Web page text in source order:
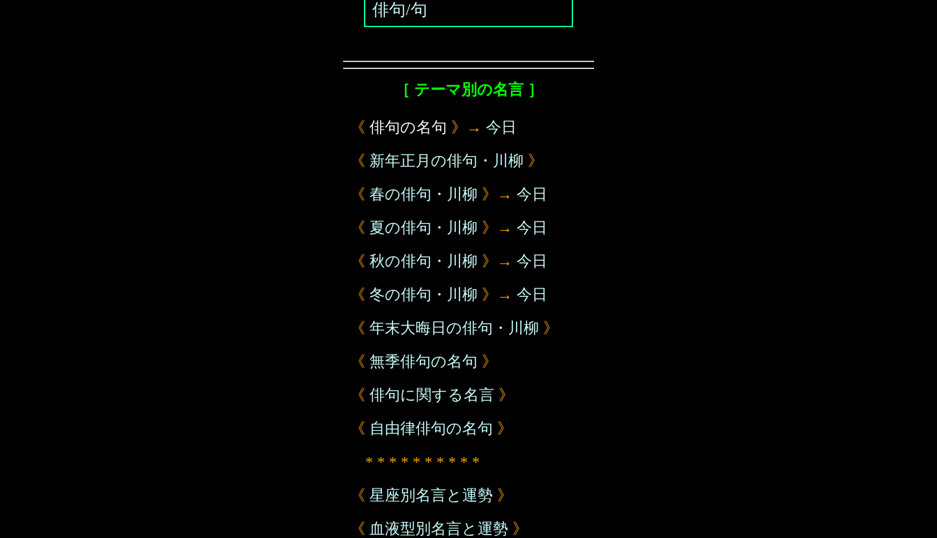
俳句/句
［ テーマ別の名言 ］
《 俳句の名句 》→ 今日
《 新年正月の俳句・川柳 》
《 春の俳句・川柳 》→ 今日
《 夏の俳句・川柳 》→ 今日
《 秋の俳句・川柳 》→ 今日
《 冬の俳句・川柳 》→ 今日
《 年末大晦日の俳句・川柳 》
《 無季俳句の名句 》
《 俳句に関する名言 》
《 自由律俳句の名句 》
* * * * * * * * * *
《 星座別名言と運勢 》
《 血液型別名言と運勢 》